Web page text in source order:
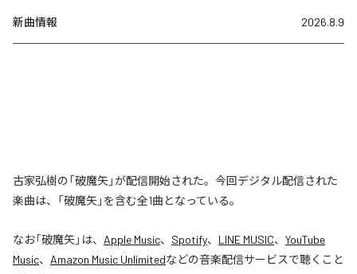
新曲情報 2026.8.9
古家弘樹の「破魔矢」が配信開始された。今回デジタル配信された
楽曲は、「破魔矢」を含む全1曲となっている。
なお「破魔矢」は、 Apple Music、 Spotify、 LINE MUSIC、 YouTube
Music、 Amazon Music Unlimitedなどの音楽配信サービスで聴くこと